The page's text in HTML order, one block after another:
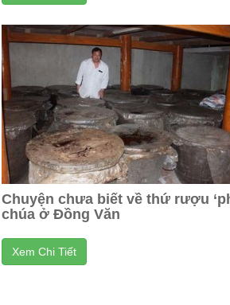
Chuyện chưa biết về thứ rượu
chúa ở Đồng Văn
Xem Chi Tiết